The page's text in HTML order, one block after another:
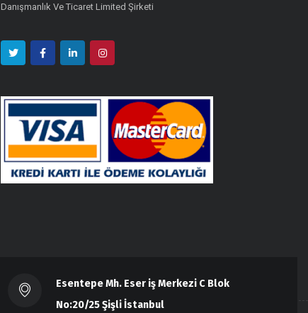
Danışmanlık Ve Ticaret Limited Şirketi
Esentepe Mh. Eser iş Merkezi C Blok
No:20/25 Şişli İstanbul